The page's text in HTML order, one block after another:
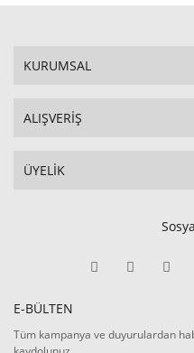
KURUMSAL
ALIŞVERİŞ
ÜYELİK
E-BÜLTEN
Tüm kampanya ve duyurulardan